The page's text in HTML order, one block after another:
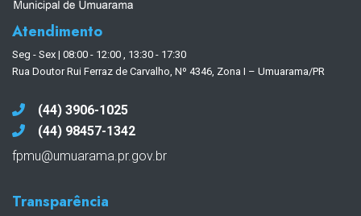
Atendimento
Seg - Sex | 08:00 - 12:00 , 13:30 - 17:30
Rua Doutor Rui Ferraz de Carvalho, Nº 4346, Zona I – Umuarama/PR
(44) 3906-1025
(44) 98457-1342
fpmu@umuarama.pr.gov.br
Transparência